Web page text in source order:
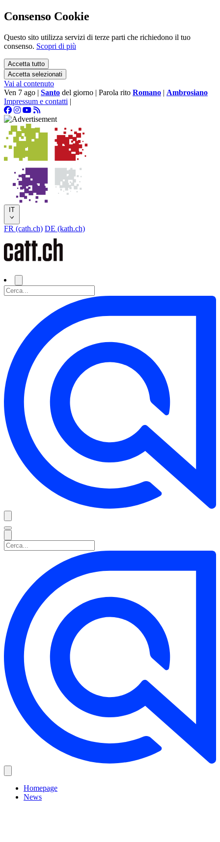
Consenso Cookie
Questo sito utilizza servizi di terze parti che richiedono il tuo
consenso. Scopri di più
Accetta tutto
Accetta selezionati
Vai al contenuto
Ven 7 ago | Santo del giorno | Parola rito Romano | Ambrosiano
Impressum e contatti |
IT
FR (cath.ch) DE (kath.ch)
Homepage
News